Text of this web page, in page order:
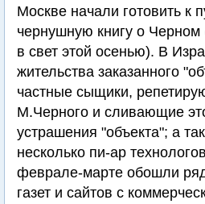
Москве начали готовить к
чернушную книгу о
в свет этой осенью). В
жительства заказанного
частные сыщики,
М.Черного и сливающие
устрашения "объекта"; а
несколько пи-ар
феврале-марте обошли
газет и сайтов с